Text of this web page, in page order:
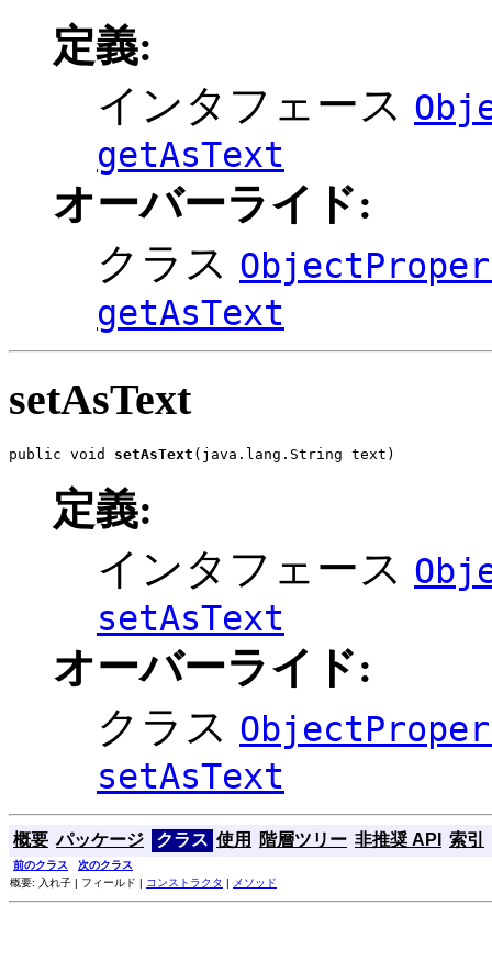
定義:
インタフェース
getAsText
オーバーライド:
クラス
getAsText
setAsText
public void setAsText (java.lang.String text)
定義:
インタフェース
setAsText
オーバーライド:
クラス
setAsText
概要 パッケージ クラス 使用 階層ツリー 非推奨 API 索引
前のクラス
次のクラス
概要: 入れ子 | フィールド | コンストラクタ | メソッド